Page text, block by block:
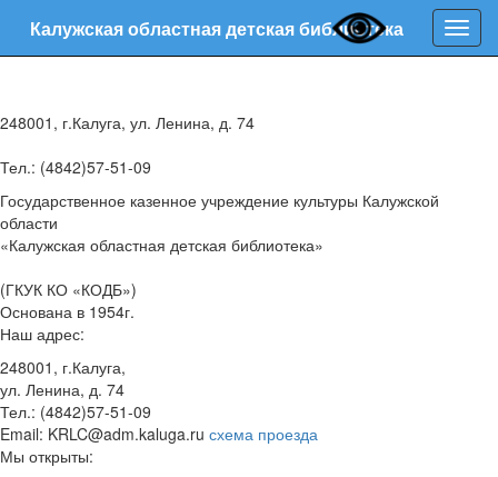
Калужская областная детская библиотека
248001, г.Калуга, ул. Ленина, д. 74
Тел.: (4842)57-51-09
Государственное казенное учреждение культуры Калужской
области
«Калужская областная детская библиотека»
(ГКУК КО «КОДБ»)
Основана в 1954г.
Наш адрес:
248001, г.Калуга,
ул. Ленина, д. 74
Тел.: (4842)57-51-09
Email: KRLC@adm.kaluga.ru схема проезда
Мы открыты: